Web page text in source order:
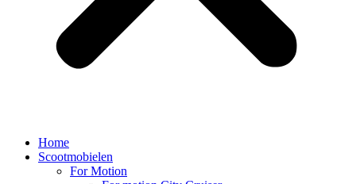
Home
Scootmobielen
For Motion